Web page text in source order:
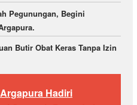
Pegunungan, Begini
Butir Obat Keras Tanpa Izin
Hadiri